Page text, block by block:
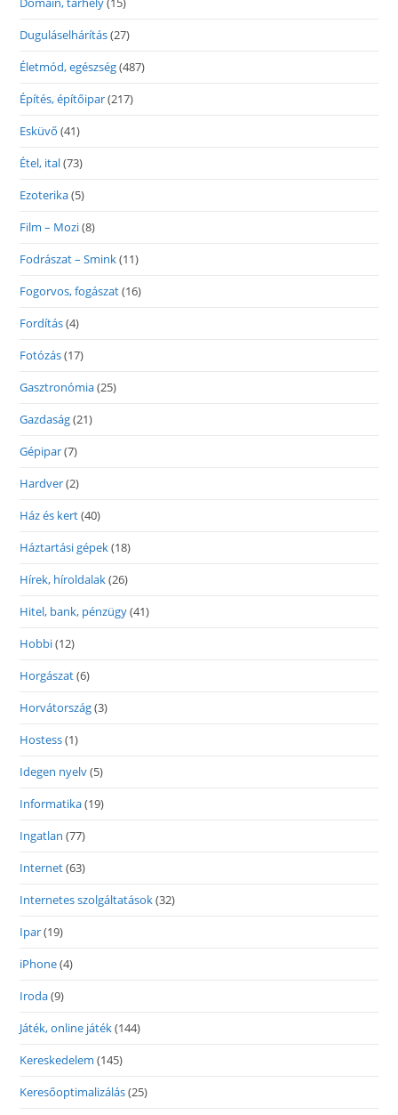
Duguláselhárítás(27)
Életmód, egészség(487)
Építés, építőipar(217)
Esküvő (41)
Étel, ital(73)
Ezoterika(5)
Film – Mozi(8)
Fodrászat – Smink(11)
Fogorvos, fogászat(16)
Fordítás(4)
Fotózás(17)
Gasztronómia(25)
Gazdaság(21)
Gépipar(7)
Hardver(2)
Ház és kert(40)
Háztartási gépek(18)
Hírek, híroldalak(26)
Hitel, bank, pénzügy(41)
Hobbi(12)
Horgászat(6)
Horvátország(3)
Hostess(1)
Idegen nyelv(5)
Informatika(19)
Ingatlan (77)
Internet(63)
Internetes szolgáltatások(32)
Ipar(19)
iPhone(4)
Iroda(9)
Játék, online játék(144)
Kereskedelem (145)
Keresőoptimalizálás(25)